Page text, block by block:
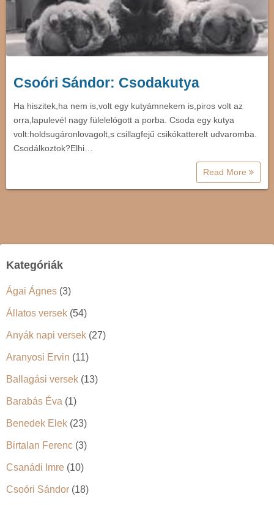
Csoóri Sándor: Csodakutya
Ha hiszitek,ha nem is,volt egy kutyámnekem is,piros volt az
orra,lapulevél nagy fülelelógott a porba. Csoda egy kutya
volt:holdsugáronlovagolt,s csillagfejű csikókatterelt udvaromba.
Csodálkoztok?Elhi…
Read More
Kategóriák
Ágai Ágnes (3)
Állatos versek (54)
Anyák napi versek (27)
Aranyosi Ervin (11)
Ballagási versek (13)
Barabás Éva (1)
Benedek Elek (23)
Birtalan Ferenc (3)
Csanádi Imre (10)
Csoóri Sándor (18)